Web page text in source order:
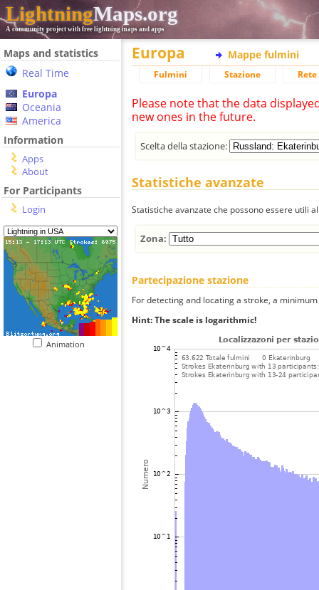
LightningMaps.org
A community project with free lightning maps and apps
Maps and statistics
Real Time
Europa
Oceania
America
Information
Apps
About
For Participants
Login
Animation
Europa Mappe fulmini
Fulmini Stazione
Please note that the data
new ones in the future.
Scelta della stazione:
Statistiche avanzate
Statistiche avanzate che possono essere utili
Zona:
Partecipazione stazione
For detecting and locating a stroke, a
Hint: The scale is logarithmic!